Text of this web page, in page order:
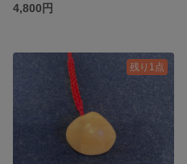
4,800円
残り1点